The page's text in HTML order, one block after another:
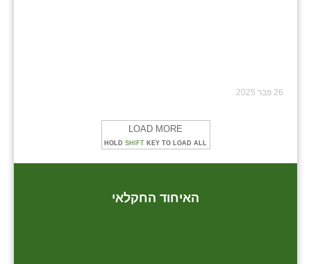
26 פבר 2025
LOAD MORE
HOLD SHIFT KEY TO LOAD ALL
האיחוד החקלאי